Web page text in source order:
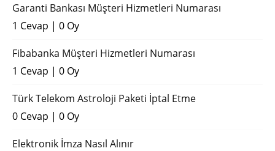
Garanti Bankası Müşteri Hizmetleri Numarası
1 Cevap | 0 Oy
Fibabanka Müşteri Hizmetleri Numarası
1 Cevap | 0 Oy
Türk Telekom Astroloji Paketi İptal Etme
0 Cevap | 0 Oy
Elektronik İmza Nasıl Alınır